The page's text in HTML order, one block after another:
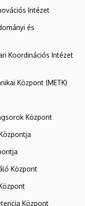
Intézet
és
Koordinációs Intézet
Központ (METK)
Központ
Központ
Központ